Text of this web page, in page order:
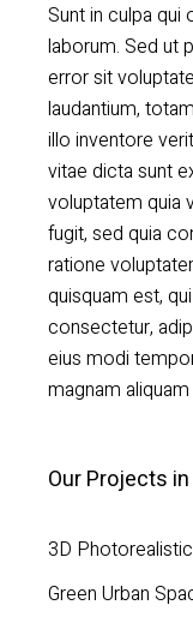
Sunt in culpa
laborum. Sed ut
error sit
laudantium,
illo inventore
vitae dicta sunt
voluptatem quia
fugit, sed quia
ratione
quisquam est,
consectetur,
eius modi
magnam
Our Projects
3D
Green Urban